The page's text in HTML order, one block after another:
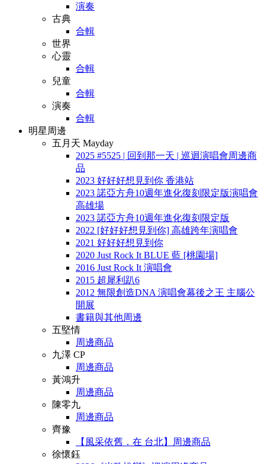
演奏
古典
合輯
世界
心靈
合輯
兒童
合輯
演奏
合輯
明星周邊
五月天 Mayday
2025 #5525 | 回到那一天 | 巡迴演唱會周邊商
品
2023 好好好想見到你 香港站
2023 諾亞方舟10週年進化復刻限定版演唱會
高雄場
2023 諾亞方舟10週年進化復刻限定版
2022 [好好好想見到你] 高雄跨年演唱會
2021 好好好想見到你
2020 Just Rock It BLUE 藍 [桃園場]
2016 Just Rock It 演唱會
2015 超犀利趴6
2012 無限創造DNA 演唱會幕後之王 主腦公
開展
書籍與其他周邊
五堅情
周邊商品
九澤 CP
周邊商品
黃鴻升
周邊商品
陳零九
周邊商品
齊豫
【風采依舊．在 台北】周邊商品
徐懷鈺